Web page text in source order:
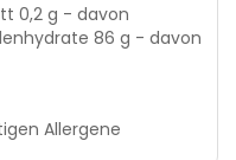
0,2 g - davon
86 g - davon
Allergene